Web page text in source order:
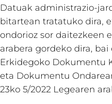
Datuak administrazio-
bitartean tratatuko dira,
ondorioz sor daitezkeen
arabera gordeko dira,
Erkidegoko Dokumentu
eta Dokumentu
23ko 5/2022 Legearen